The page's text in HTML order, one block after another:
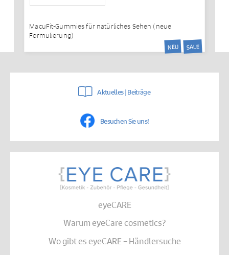
MacuFit-Gummies für natürliches Sehen (neue
Formulierung)
NEU SALE
Aktuelles | Beiträge
Besuchen Sie uns!
eyeCARE
Warum eyeCare cosmetics?
Wo gibt es eyeCARE – Händlersuche